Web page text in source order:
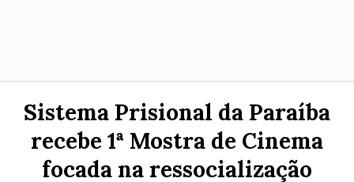
Sistema Prisional da Paraíba
recebe 1ª Mostra de Cinema
focada na ressocialização